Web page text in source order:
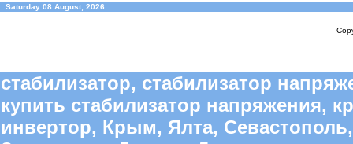
Saturday 08 August, 2026
стабилизатор, стабилизатор
купить стабилизатор напряжения,
инвертор, Крым, Ялта,